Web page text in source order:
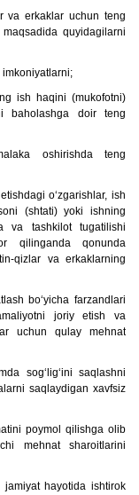
va erkaklar uchun teng
quyidagilarni
ish haqini (mukofotni)
baholashga doir teng
oshirishda teng
o‘zgarishlar, ish
(shtati) yoki ishning
va tashkilot tugatilishi
qilinganda qonunda
qizlar va erkaklarning
bo‘yicha farzandlari
joriy etish va
uchun qulay mehnat
sog‘lig‘ini saqlashni
saqlaydigan xavfsiz
poymol qilishga olib
mehnat sharoitlarini
hayotida ishtirok